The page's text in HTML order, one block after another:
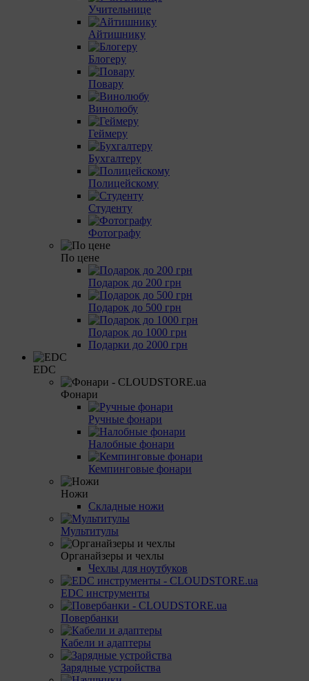
Учительнице
Айтишнику
Блогеру
Повару
Винолюбу
Геймеру
Бухгалтеру
Полицейскому
Студенту
Фотографу
По цене
Подарок до 200 грн
Подарок до 500 грн
Подарок до 1000 грн
Подарки до 2000 грн
EDC
Фонари
Ручные фонари
Налобные фонари
Кемпинговые фонари
Ножи
Складные ножи
Мультитулы
Органайзеры и чехлы
Чехлы для ноутбуков
EDC инструменты
Повербанки
Кабели и адаптеры
Зарядные устройства